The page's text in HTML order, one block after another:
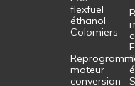
flexfuel
éthanol
Colomiers
moteur
conversion